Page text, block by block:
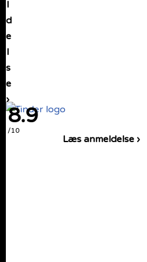
l
d
e
l
s
e
›
8.9
/10
Læs anmeldelse ›